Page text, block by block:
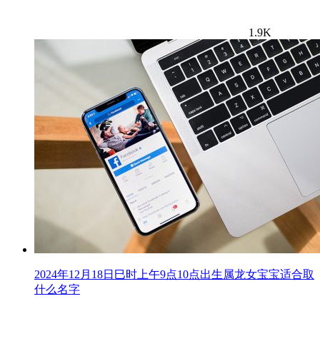
1.9K
2024年12月18日巳时上午9点10点出生属龙女宝宝适合取
什么名字